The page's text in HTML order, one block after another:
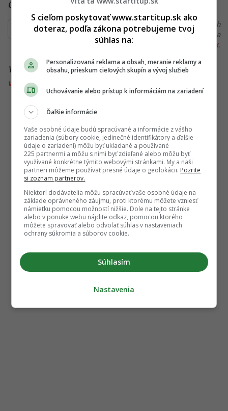
Čítaj viac z kategórie: Inovácie a Eko
Ďakujeme, že čítaš Startitup. V prípade, že máš postreh
alebo si našiel v článku chybu, napíš nám na
redakcia@startitup.sk.
Viac k téme:astronaut,mars,Technológie,veda
vesmír
S cieľom poskytovať www.startitup.sk ako
doteraz, podľa zákona potrebujeme tvoj
súhlas na:
Personalizovaná reklama a obsah, meranie reklamy a
obsahu, prieskum cieľových skupín a vývoj služieb
Uchovávanie alebo prístup k informáciám na zariadení
Ďalšie informácie
Vaše osobné údaje budú spracúvané a informácie z vášho
zariadenia (súbory cookie, jedinečné identifikátory a ďalšie
údaje o zariadení) môžu byť ukladané a používané
225 partnermi a môžu s nimi byť zdieľané alebo môžu byť
využívané konkrétne týmito webovými stránkami. My a naši
partneri môžeme používať presné údaje o geolokácii. Pozrite
si zoznam partnerov.
Niektorí dodávatelia môžu spracúvať vaše osobné údaje na
základe oprávneného záujmu, proti ktorému môžete vzniesť
námietku pomocou možností nižšie. Dole na tejto stránke
alebo v ponuke webu nájdite odkaz, pomocou ktorého
môžete spravovať alebo odvolať súhlas v nastaveniach
ochrany súkromia a súborov cookie.
Súhlasím
Nastavenia